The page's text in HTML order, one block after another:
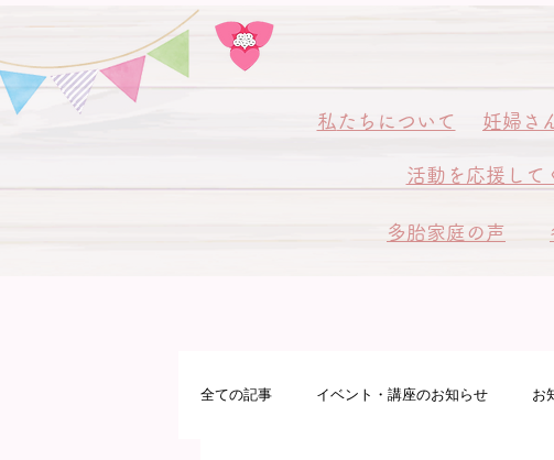
私 たちについて 妊婦さ
活動を応援して
多胎家庭の声
全ての記事 イベント・講座のお知らせ お